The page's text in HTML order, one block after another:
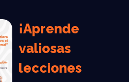
¡Aprende
valiosas
lecciones